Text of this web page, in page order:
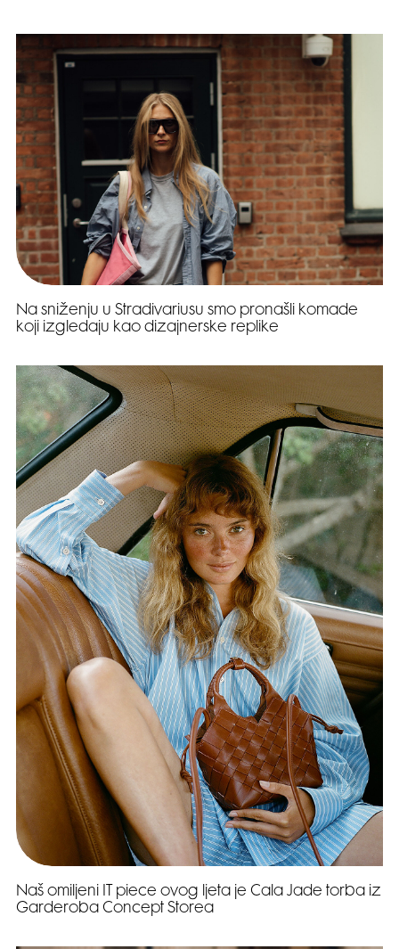
Na sniženju u Stradivariusu smo pronašli komade
koji izgledaju kao dizajnerske replike
Naš omiljeni IT piece ovog ljeta je Cala Jade torba iz
Garderoba Concept Storea